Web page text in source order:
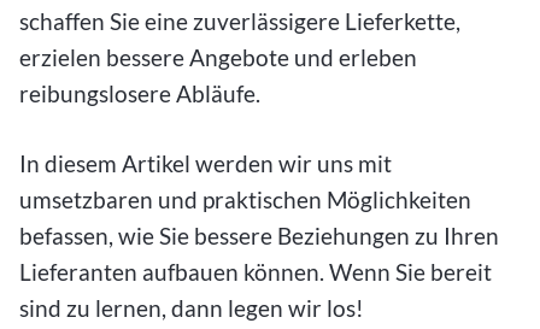
schaffen Sie eine zuverlässigere Lieferkette,
erzielen bessere Angebote und erleben
reibungslosere Abläufe.
In diesem Artikel werden wir uns mit
umsetzbaren und praktischen Möglichkeiten
befassen, wie Sie bessere Beziehungen zu Ihren
Lieferanten aufbauen können. Wenn Sie bereit
sind zu lernen, dann legen wir los!